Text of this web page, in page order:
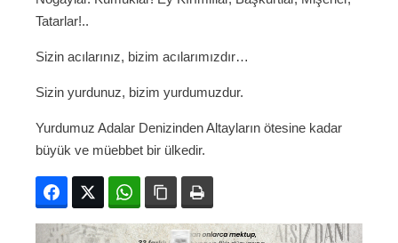
Tatarlar!..
Sizin acılarınız, bizim acılarımızdır…
Sizin yurdunuz, bizim yurdumuzdur.
Yurdumuz Adalar Denizinden Altayların ötesine kadar
büyük ve müebbet bir ülkedir.
FacebookTwitter WhatsAppBağlanıyı kopyala